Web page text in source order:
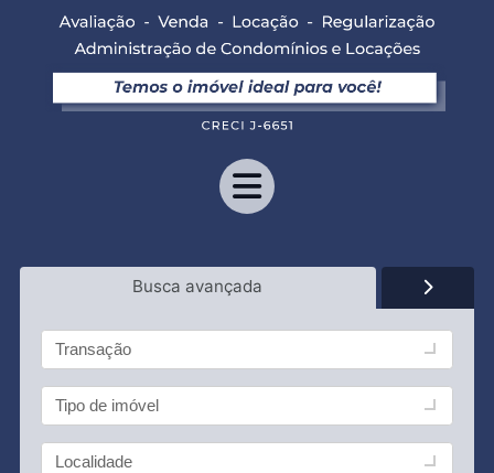
Busca avançada
Transação
Tipo de imóvel
Localidade